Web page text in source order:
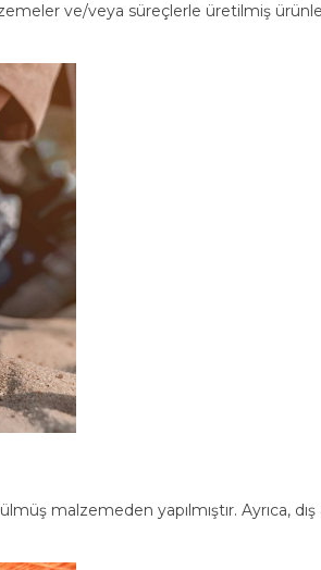
ve/veya süreçlerle üretilmiş
malzemeden yapılmıştır. Ayrıca,